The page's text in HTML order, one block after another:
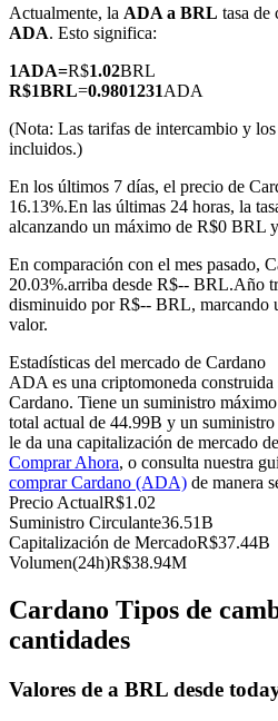
Derivados de acciones, divisas,
primas
Futuros del USDC
Futuros que utilizan USDC
Copiar Trading
Únete a los mejores traders
Actualmente, la ADA a BRL tasa de
ADA. Esto significa:
1ADA=R$1.02BRL
R$1BRL=0.9801231ADA
(Nota: Las tarifas de intercambio y los
incluidos.)
En los últimos 7 días, el precio de
16.13%.En las últimas 24 horas, la
alcanzando un máximo de R$0 BRL
En comparación con el mes pasado,
20.03%.arriba desde R$-- BRL.Año
disminuido por R$-- BRL, marcando
valor.
Estadísticas del mercado de Cardano
ADA es una criptomoneda
Cardano. Tiene un suministro
total actual de 44.99B y un
le da una capitalización de mercado
Comprar Ahora, o consulta nuestra
comprar Cardano (ADA) de manera
Precio ActualR$1.02
Suministro Circulante36.51B
Capitalización de MercadoR$37.44B
Volumen(24h)R$38.94M
Cardano Tipos de
cantidades
Valores de a BRL desde